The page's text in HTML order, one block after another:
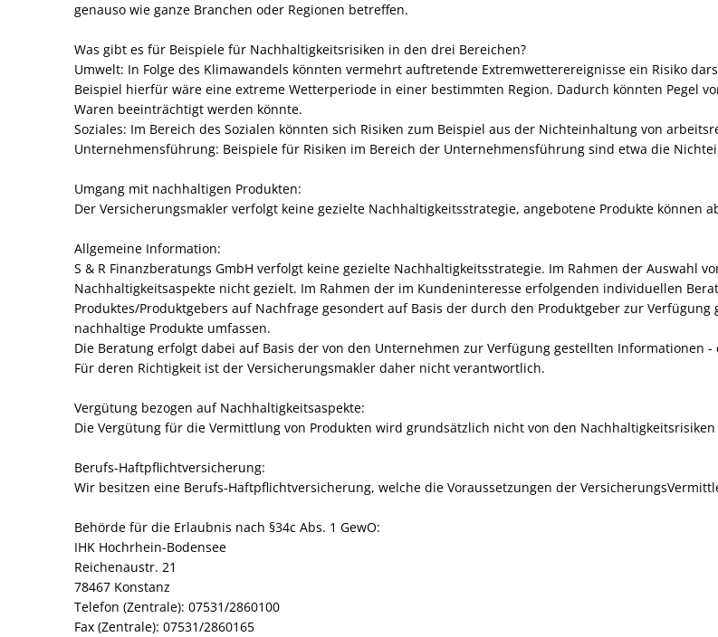
genauso wie ganze Branchen oder Regionen betreffen.
Was gibt es für Beispiele für Nachhaltigkeitsrisiken in den drei Bereichen?
‍Umwelt: In Folge des Klimawandels könnten vermehrt auftretende Extremwetterereignisse ein Risiko
Beispiel hierfür wäre eine extreme Wetterperiode in einer bestimmten Region. Dadurch könnten Pegel
Waren beeinträchtigt werden könnte.
Soziales: Im Bereich des Sozialen könnten sich Risiken zum Beispiel aus der Nichteinhaltung von
Unternehmensführung: Beispiele für Risiken im Bereich der Unternehmensführung sind etwa die
Umgang mit nachhaltigen Produkten:
‍Der Versicherungsmakler verfolgt keine gezielte Nachhaltigkeitsstrategie, angebotene Produkte können
Allgemeine Information:
S & R Finanzberatungs GmbH verfolgt keine gezielte Nachhaltigkeitsstrategie. Im Rahmen der Auswahl
Nachhaltigkeitsaspekte nicht gezielt. Im Rahmen der im Kundeninteresse erfolgenden individuellen
Produktes/Produktgebers auf Nachfrage gesondert auf Basis der durch den Produktgeber zur
nachhaltige Produkte umfassen.
Die Beratung erfolgt dabei auf Basis der von den Unternehmen zur Verfügung gestellten Informationen
Für deren Richtigkeit ist der Versicherungsmakler daher nicht verantwortlich.
Vergütung bezogen auf Nachhaltigkeitsaspekte:
Die Vergütung für die Vermittlung von Produkten wird grundsätzlich nicht von den
‍Berufs-Haftpflichtversicherung:
Wir besitzen eine Berufs-Haftpflichtversicherung, welche die Voraussetzungen der
‍Behörde für die Erlaubnis nach §34c Abs. 1 GewO:
IHK Hochrhein-Bodensee
Reichenaustr. 21
78467 Konstanz
Telefon (Zentrale): 07531/2860100
Fax (Zentrale): 07531/2860165